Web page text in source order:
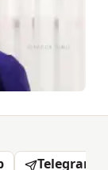
Telegram